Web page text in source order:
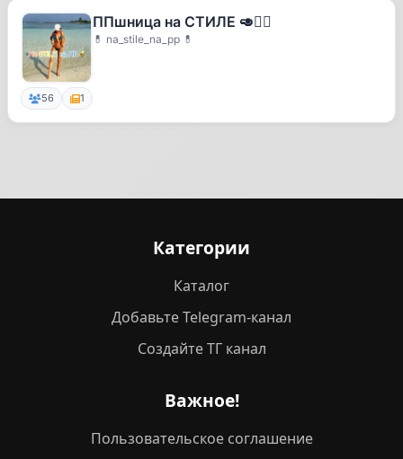
ППшница на СТИЛЕ 🥑🧘‍♀
💊 na_stile_na_pp 💊
56 1
Категории
Каталог
Добавьте Telegram-канал
Создайте ТГ канал
Важное!
Пользовательское соглашение